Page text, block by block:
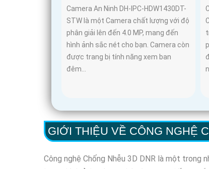
Camera An Ninh DH-IPC-HDW1430DT-
STW là một Camera chất lượng với độ
phân giải lên đến 4.0 MP, mang đến
hình ảnh sắc nét cho bạn. Camera còn
được trang bị tính năng xem ban
đêm...
GIỚI THIỆU VỀ CÔNG NGHỆ
Công nghệ Chống Nhễu 3D DNR là một